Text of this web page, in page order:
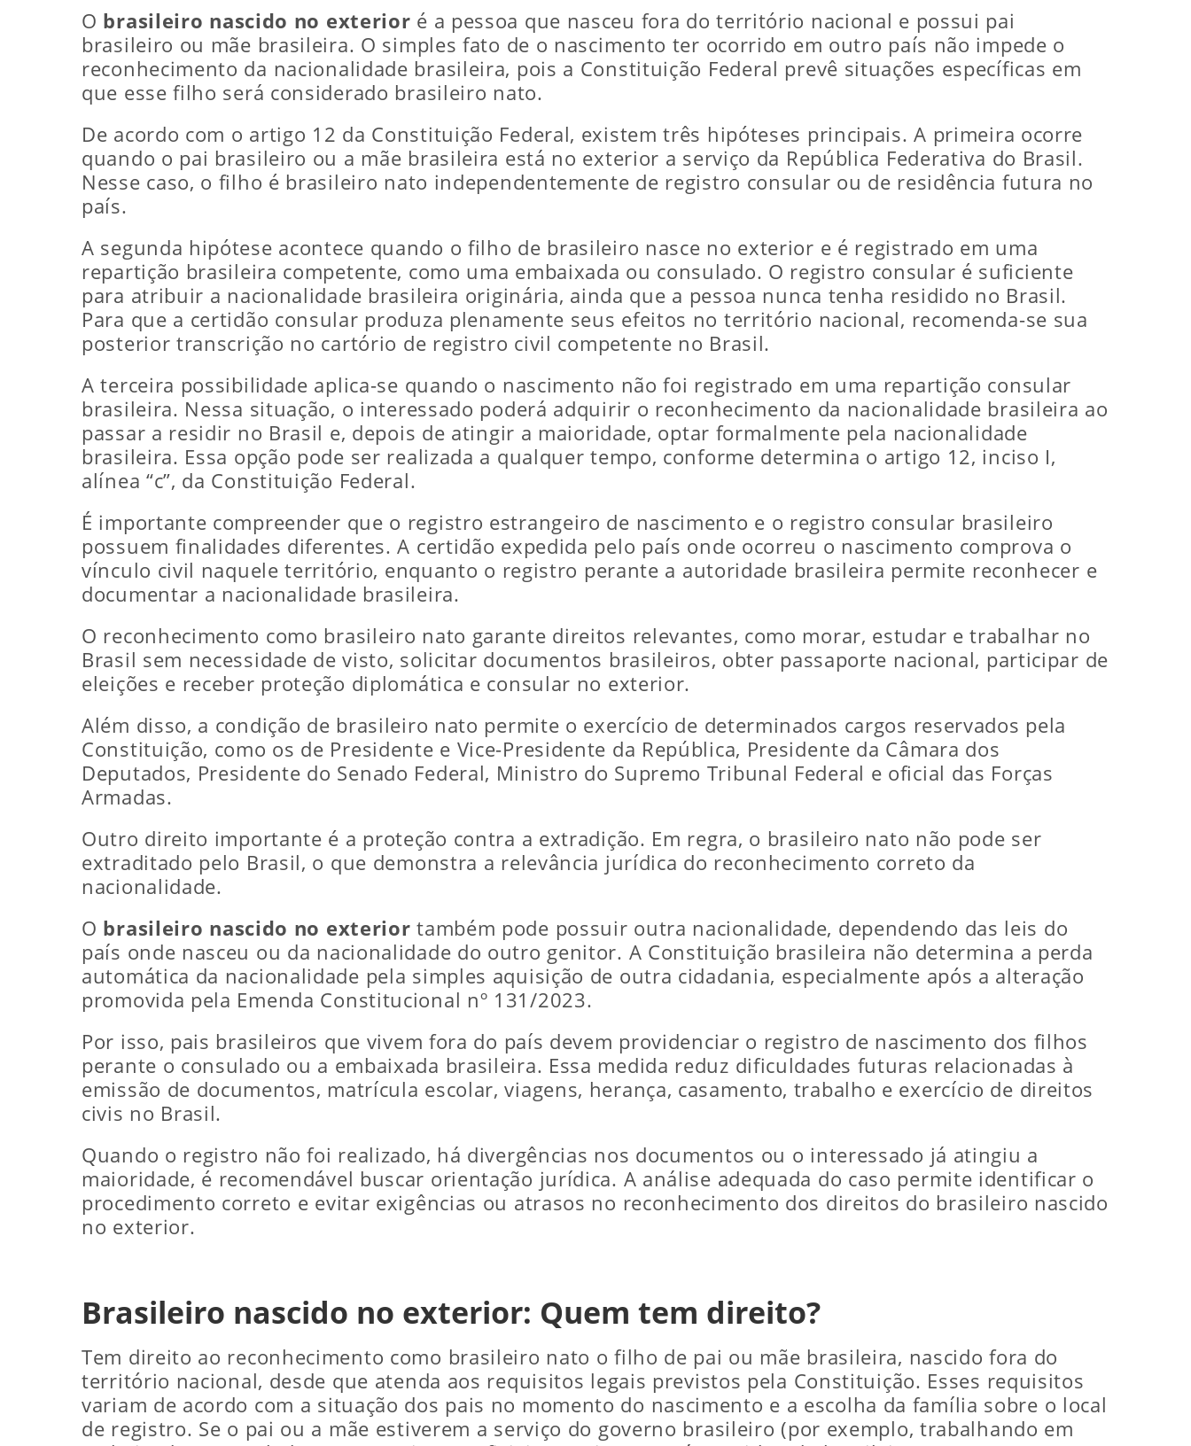
O brasileiro nascido no exterior é a pessoa que nasceu fora do território nacional e possui pai
brasileiro ou mãe brasileira. O simples fato de o nascimento ter ocorrido em outro país não impede o
reconhecimento da nacionalidade brasileira, pois a Constituição Federal prevê situações específicas em
que esse filho será considerado brasileiro nato.
De acordo com o artigo 12 da Constituição Federal, existem três hipóteses principais. A primeira ocorre
quando o pai brasileiro ou a mãe brasileira está no exterior a serviço da República Federativa do Brasil.
Nesse caso, o filho é brasileiro nato independentemente de registro consular ou de residência futura no
país.
A segunda hipótese acontece quando o filho de brasileiro nasce no exterior e é registrado em uma
repartição brasileira competente, como uma embaixada ou consulado. O registro consular é suficiente
para atribuir a nacionalidade brasileira originária, ainda que a pessoa nunca tenha residido no Brasil.
Para que a certidão consular produza plenamente seus efeitos no território nacional, recomenda-se sua
posterior transcrição no cartório de registro civil competente no Brasil.
A terceira possibilidade aplica-se quando o nascimento não foi registrado em uma repartição consular
brasileira. Nessa situação, o interessado poderá adquirir o reconhecimento da nacionalidade brasileira ao
passar a residir no Brasil e, depois de atingir a maioridade, optar formalmente pela nacionalidade
brasileira. Essa opção pode ser realizada a qualquer tempo, conforme determina o artigo 12, inciso I,
alínea “c”, da Constituição Federal.
É importante compreender que o registro estrangeiro de nascimento e o registro consular brasileiro
possuem finalidades diferentes. A certidão expedida pelo país onde ocorreu o nascimento comprova o
vínculo civil naquele território, enquanto o registro perante a autoridade brasileira permite reconhecer e
documentar a nacionalidade brasileira.
O reconhecimento como brasileiro nato garante direitos relevantes, como morar, estudar e trabalhar no
Brasil sem necessidade de visto, solicitar documentos brasileiros, obter passaporte nacional, participar de
eleições e receber proteção diplomática e consular no exterior.
Além disso, a condição de brasileiro nato permite o exercício de determinados cargos reservados pela
Constituição, como os de Presidente e Vice-Presidente da República, Presidente da Câmara dos
Deputados, Presidente do Senado Federal, Ministro do Supremo Tribunal Federal e oficial das Forças
Armadas.
Outro direito importante é a proteção contra a extradição. Em regra, o brasileiro nato não pode ser
extraditado pelo Brasil, o que demonstra a relevância jurídica do reconhecimento correto da
nacionalidade.
O brasileiro nascido no exterior também pode possuir outra nacionalidade, dependendo das leis do
país onde nasceu ou da nacionalidade do outro genitor. A Constituição brasileira não determina a perda
automática da nacionalidade pela simples aquisição de outra cidadania, especialmente após a alteração
promovida pela Emenda Constitucional nº 131/2023.
Por isso, pais brasileiros que vivem fora do país devem providenciar o registro de nascimento dos filhos
perante o consulado ou a embaixada brasileira. Essa medida reduz dificuldades futuras relacionadas à
emissão de documentos, matrícula escolar, viagens, herança, casamento, trabalho e exercício de direitos
civis no Brasil.
Quando o registro não foi realizado, há divergências nos documentos ou o interessado já atingiu a
maioridade, é recomendável buscar orientação jurídica. A análise adequada do caso permite identificar o
procedimento correto e evitar exigências ou atrasos no reconhecimento dos direitos do brasileiro nascido
no exterior.
Brasileiro nascido no exterior: Quem tem direito?
Tem direito ao reconhecimento como brasileiro nato o filho de pai ou mãe brasileira, nascido fora do
território nacional, desde que atenda aos requisitos legais previstos pela Constituição. Esses requisitos
variam de acordo com a situação dos pais no momento do nascimento e a escolha da família sobre o local
de registro. Se o pai ou a mãe estiverem a serviço do governo brasileiro (por exemplo, trabalhando em